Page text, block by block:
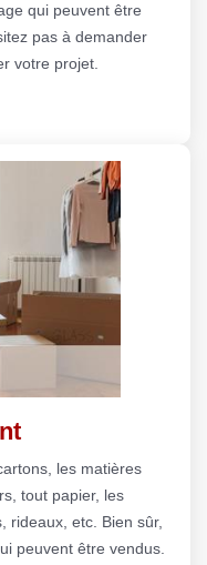
qui peuvent être
pas à demander
votre projet.
les matières
tout papier, les
rideaux, etc. Bien sûr,
peuvent être vendus.